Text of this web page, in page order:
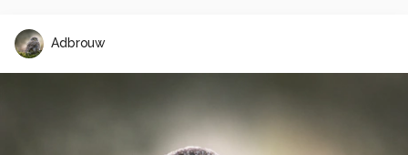
Adbrouw